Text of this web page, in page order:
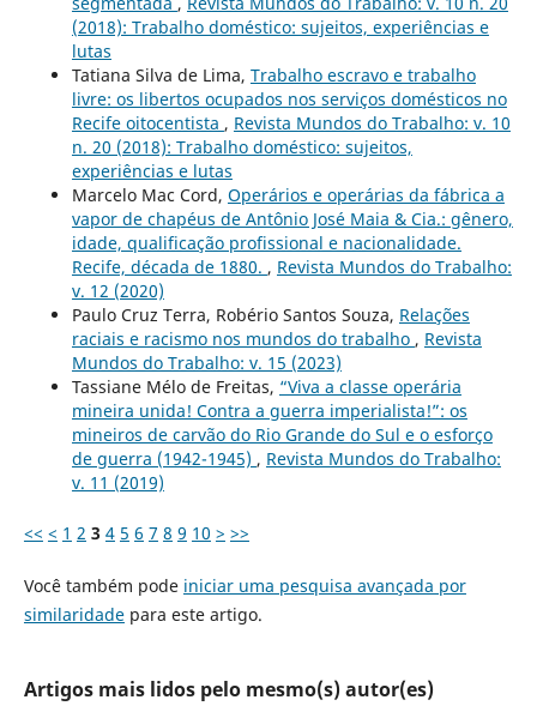
(2018): Trabalho doméstico: sujeitos, experiências e
lutas
Tatiana Silva de Lima, Trabalho escravo e trabalho
livre: os libertos ocupados nos serviços domésticos no
Recife oitocentista , Revista Mundos do Trabalho: v. 10
n. 20 (2018): Trabalho doméstico: sujeitos,
experiências e lutas
Marcelo Mac Cord, Operários e operárias da fábrica a
vapor de chapéus de Antônio José Maia & Cia.: gênero,
idade, qualificação profissional e nacionalidade.
Recife, década de 1880. , Revista Mundos do Trabalho:
v. 12 (2020)
Paulo Cruz Terra, Robério Santos Souza, Relações
raciais e racismo nos mundos do trabalho , Revista
Mundos do Trabalho: v. 15 (2023)
Tassiane Mélo de Freitas, “Viva a classe operária
mineira unida! Contra a guerra imperialista!”: os
mineiros de carvão do Rio Grande do Sul e o esforço
de guerra (1942-1945) , Revista Mundos do Trabalho:
v. 11 (2019)
<< < 1 2 3 4 5 6 7 8 9 10 > >>
Você também pode iniciar uma pesquisa avançada por
similaridadepara este artigo.
Artigos mais lidos pelo mesmo(s) autor(es)